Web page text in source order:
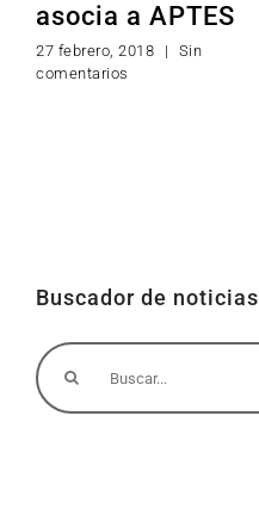
asocia a APTES
27 febrero, 2018 |
Sin
comentarios
Buscador de noticias
Buscar: